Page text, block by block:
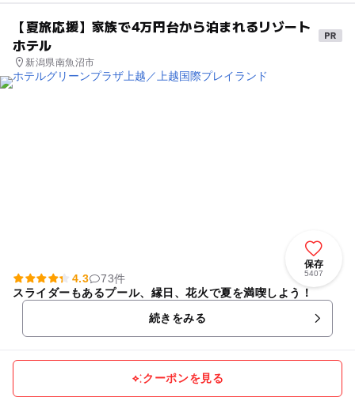
【夏旅応援】家族で4万円台から泊まれるリゾート
ホテル
新潟県南魚沼市
保存
5407
4.3
73件
スライダーもあるプール、縁日、花火で夏を満喫しよう！
続きをみる
クーポンを見る